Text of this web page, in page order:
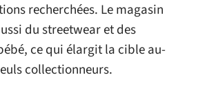
recherchées. Le magasin
du streetwear et des
ce qui élargit la cible au-
collectionneurs.